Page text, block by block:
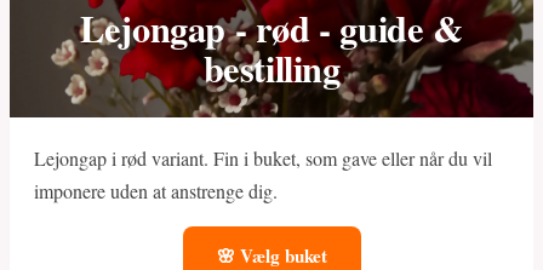
Lejongap - rød - guide &
bestilling
Lejongap i rød variant. Fin i buket, som gave eller når du vil
imponere uden at anstrenge dig.
🌸 Vælg buket